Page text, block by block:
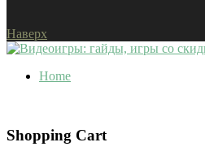
Наверх
Home
Shopping Cart